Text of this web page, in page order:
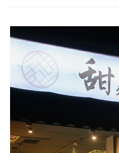
生活風
書房集
日記簿
享樂隨手拍